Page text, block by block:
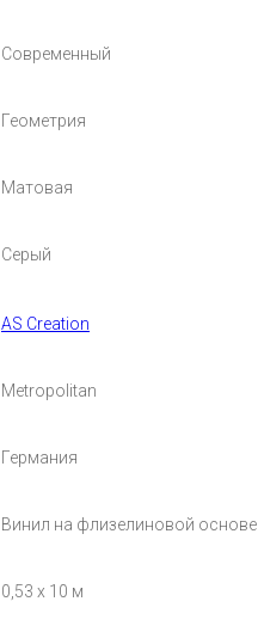
Современный
Геометрия
Матовая
Серый
AS Creation
Metropolitan
Германия
Винил на флизелиновой основе
0,53 х 10 м